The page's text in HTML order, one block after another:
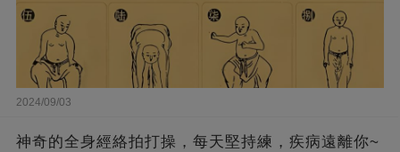
2024/09/03
神奇的全身經絡拍打操，每天堅持練，疾病遠離你~